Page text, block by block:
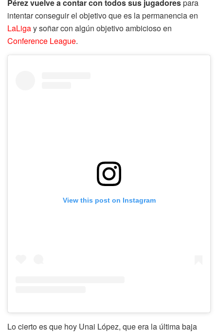
Pérez vuelve a contar con todos sus jugadorespara
intentar conseguir el objetivo que es la permanencia en
LaLigay soñar con algún objetivo ambicioso en
Conference League.
View this post on Instagram
Lo cierto es que hoy Unai López, que era la última baja